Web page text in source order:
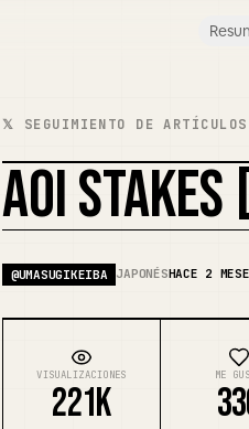
𝕏 SEGUIMIENTO DE
AOI
@UMASUGIKEIBA JAPONÉSHACE 2
VISUALIZACIONES
221K
ME